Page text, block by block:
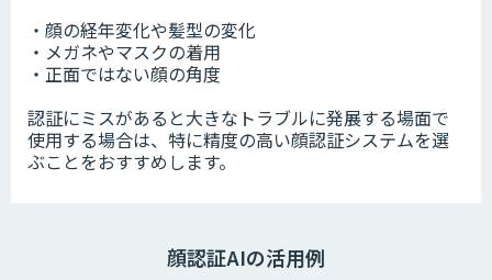
・顔の経年変化や髪型の変化
・メガネやマスクの着用
・正面ではない顔の角度
認証にミスがあると大きなトラブルに発展する場面で
使用する場合は、特に精度の高い顔認証システムを選
ぶことをおすすめします。
顔認証AIの活用例